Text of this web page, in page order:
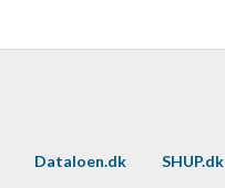
Dataloen.dk SHUP.dk